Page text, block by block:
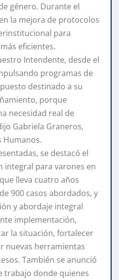
género. Durante el
la mejora de protocolos
para
eficientes.
Intendente, desde el
programas de
destinado a su
porque
necesidad real de
Gabriela Graneros,
Humanos.
se destacó el
integral para varones en
lleva cuatro años
900 casos abordados, y
y abordaje integral
implementación,
la situación, fortalecer
nuevas herramientas
También se anunció
trabajo donde quienes